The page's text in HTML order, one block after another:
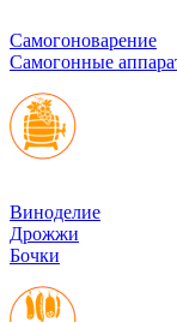
Cамогоноварение
Самогонные
Виноделие
Дрожжи
Бочки